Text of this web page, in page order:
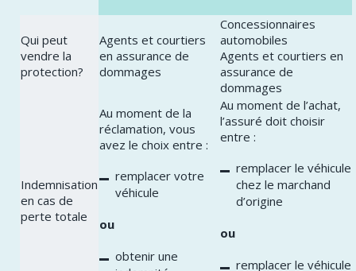
Qui peut
vendre la
protection?
Agents et courtiers
en assurance de
dommages
Concessionnaires
automobiles
Agents et courtiers en
assurance de
dommages ​
Indemnisation
en cas de
perte totale
Au moment de la
réclamation, vous
avez le choix entre :
remplacer votre
véhicule
ou
obtenir une
Au moment de l’achat,
l’assuré doit choisir
entre :
remplacer le véhicule
chez le marchand
d’origine
ou
remplacer le véhicule